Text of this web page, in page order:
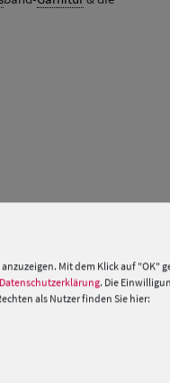
Mit dem Klick auf "OK"
Datenschutzerklärung. Die
als Nutzer finden Sie hier: